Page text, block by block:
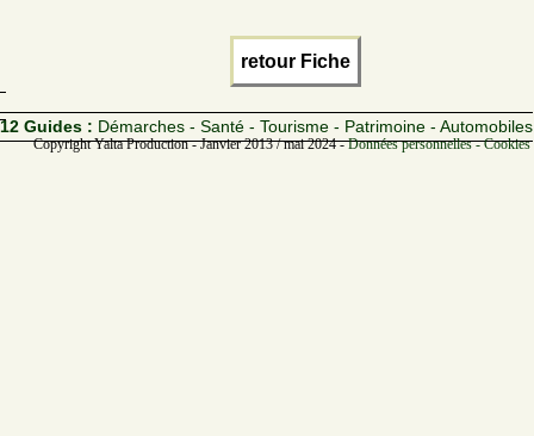
retour Fiche
12 Guides : Démarches - Santé - Tourisme - Patrimoine - Automobiles
Copyright Yalta Production - Janvier 2013 / mai 2024 -Données personnelles -